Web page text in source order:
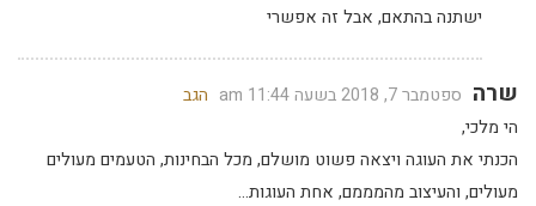
ישתנה בהתאם, אבל זה אפשרי
שרה ספטמבר 7, 2018 בשעה 11:44 am
הגב
הי מלכי,
הכנתי את העוגה ויצאה פשוט מושלם, מכל הבחינות, הטעמים מעולים
מעולים, והעיצוב מהמממם, אחת העוגות…